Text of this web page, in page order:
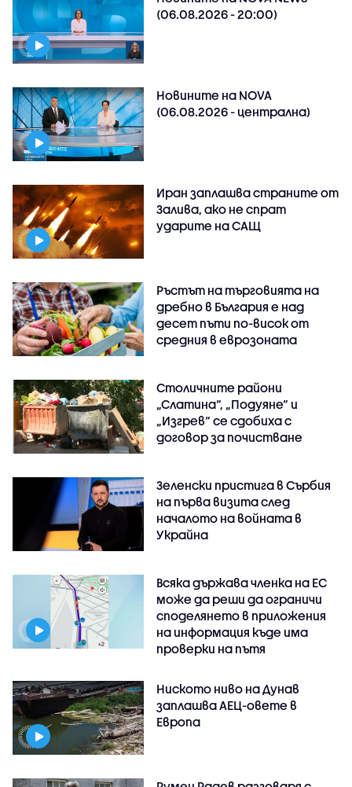
(06.08.2026 - 20:00)
Новините на NOVA
(06.08.2026 - централна)
Иран заплашва страните от
Залива, ако не спрат
ударите на САЩ
Ръстът на търговията на
дребно в България е над
десет пъти по-висок от
средния в еврозоната
Столичните райони
„Слатина“, „Подуяне“ и
„Изгрев“ се сдобиха с
договор за почистване
Зеленски пристига в Сърбия
на първа визита след
началото на войната в
Украйна
Всяка държава членка на ЕС
може да реши да ограничи
споделянето в приложения
на информация къде има
проверки на пътя
Ниското ниво на Дунав
заплашва АЕЦ-овете в
Европа